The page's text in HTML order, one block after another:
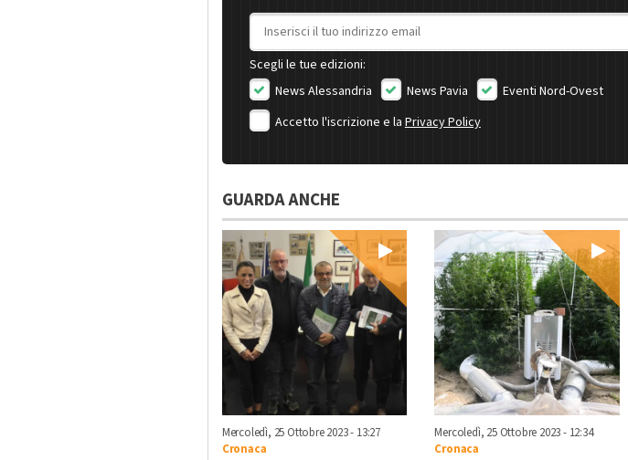
Indirizzo email
Scegli le tue edizioni:
News Alessandria
News Pavia
Eventi Nord-Ovest
Accetto l'iscrizione e laPrivacy Policy
GUARDA ANCHE
Mercoledì, 25 Ottobre 2023 - 13:27
Cronaca
Mercoledì, 25 Ottobre 2023 - 12:34
Cronaca